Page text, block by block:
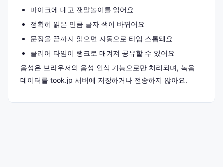
마이크에 대고 잰말놀이를 읽어요
정확히 읽은 만큼 글자 색이 바뀌어요
문장을 끝까지 읽으면 자동으로 타임 스톱돼요
클리어 타임이 랭크로 매겨져 공유할 수 있어요
음성은 브라우저의 음성 인식 기능으로만 처리되며, 녹음
데이터를 took.jp 서버에 저장하거나 전송하지 않아요.